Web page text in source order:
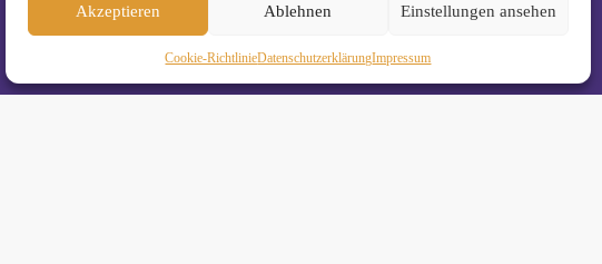
Akzeptieren Ablehnen Einstellungen ansehen
Cookie-RichtlinieDaten­schutz­erklä­rungImpressum